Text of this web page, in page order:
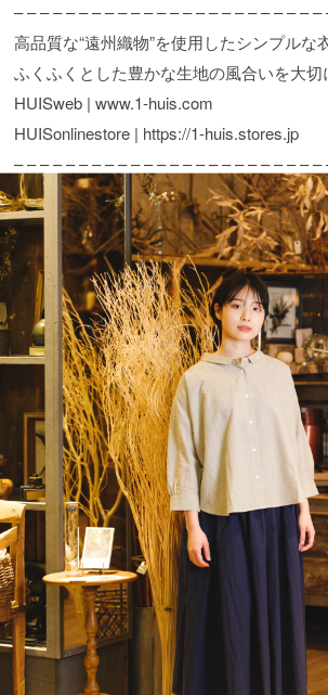
– – – – – – – – – – – – – – – – – – – – – – – –
高品質な“遠州織物”を使用したシンプルな
ふくふくとした豊かな生地の風合いを大切
HUISweb | www.1-huis.com
HUISonlinestore | https://1-huis.stores.jp
– – – – – – – – – – – – – – – – – – – – – – – –